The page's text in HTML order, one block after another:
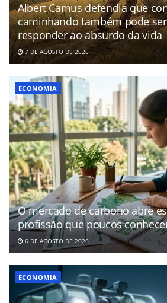
Albert Camus defendia que
caminhando também pode
responder ao absurdo da vida
7 DE AGOSTO DE 2026
ECONOMIA
O mercado de carbono abre
profissão que poucos
6 DE AGOSTO DE 2026
ECONOMIA